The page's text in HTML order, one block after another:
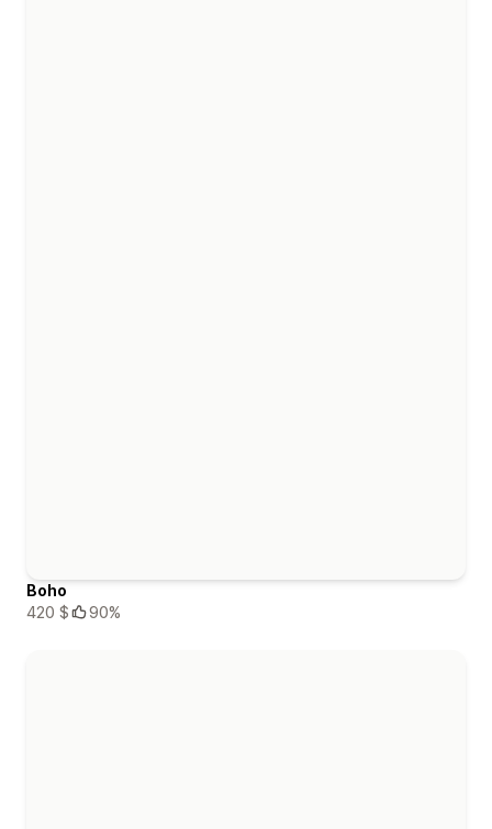
Boho
420 $
90%